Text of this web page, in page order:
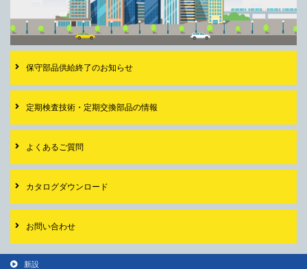
保守部品供給終了のお知らせ
定期検査技術・ 定期交換部品の情報
よくあるご質問
カタログダウンロード
お問い合わせ
新設